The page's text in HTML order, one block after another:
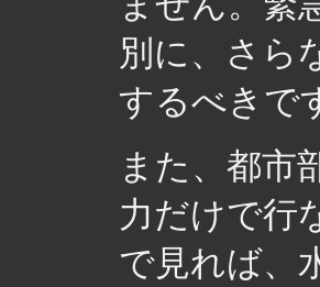
別に、さら
するべきで
また、都市
力だけで行
で見れば、